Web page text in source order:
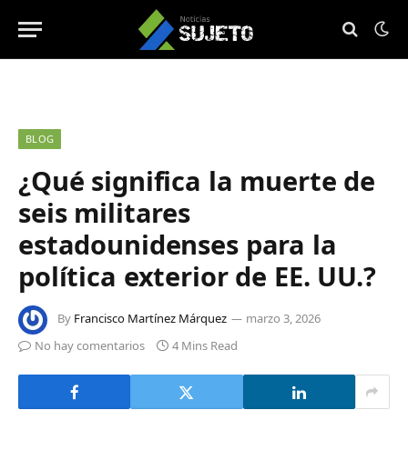
BLOG
¿Qué significa la muerte de
seis militares
estadounidenses para la
política exterior de EE. UU.?
By Francisco Martínez Márquez
marzo 3, 2026
No hay comentarios
4 Mins Read